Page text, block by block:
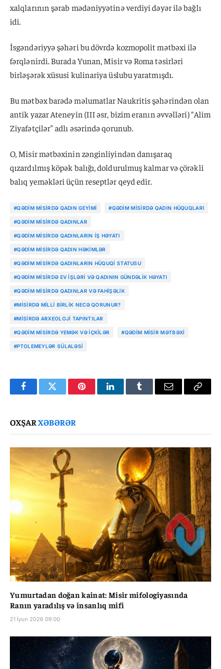
xalqlarının şərab mədəniyyətinə verdiyi dəyər ilə bağlı
idi.
İsgəndəriyyə şəhəri bu dövrdə kozmopolit mətbəxi ilə
fərqlənirdi. Burada Yunan, Misir və Roma təsirləri
birləşərək xüsusi kulinariya üslubu yaratmışdı.
Bu mətbəx barədə məlumatlar Naukritis şəhərindən olan
antik yazar Ateneyin (III əsr, bizim eranın əvvəlləri) “Alim
Ziyafətçilər” adlı əsərində qorunub.
O, Misir mətbəxinin zənginliyindən danışaraq
qızardılmış köpək balığı, doldurulmuş kalmar və çörəkli
balıq yeməkləri üçün reseptlər qeyd edir.
#QƏDIM MISIRDƏ QADIN GEYIMI #QƏDIM MISIRDƏ QADIN HÜQUQLARI
#QƏDIM MISIRDƏ QADINLAR
#QƏDIM MISIRDƏ QADINLARIN IŞ HƏYATI
#QƏDIM MISIRDƏ QADIN HƏKIMLƏR
#QƏDIM MISIRDƏ QADINLARIN HÜQUQI STATUSU
#QƏDIM MISIRDƏ EV IŞLƏRI VƏ QADININ GÜNDƏLIK HƏYATI
#QƏDIM MISIRDƏ QADINLAR VƏ FAHIŞƏLIK
#MISIRDƏ MILLI BIRLIK NECƏ QORUNUR?
#MISIRDƏ ARXEOLOJI TAPINTILAR
#QƏDIM MISIRDƏ YEMƏK VƏ IÇKILƏR #QƏDIM MISIR MƏTBƏXI
#PTOLEMEYLƏR SÜLALƏSI
FacebookTwitter PinterestLinkedInTumblr Email
Copy
OXŞARXƏBƏRƏR
Yumurtadan doğan kainat: Misir mifologiyasında
Ranın yaradılış və insanlıq mifi
21 İyun 2026 09:00